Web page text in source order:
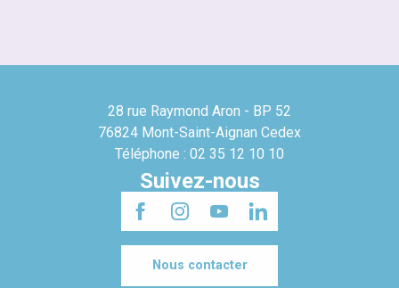
28 rue Raymond Aron - BP 52
76824 Mont-Saint-Aignan Cedex
Téléphone : 02 35 12 10 10
Suivez-nous
Nous contacter